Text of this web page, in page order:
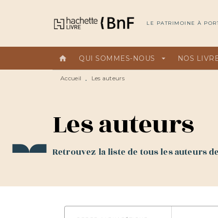
MENU RECHERCHE
LE PATRIMOINE À
home QUI SOMMES-NOUS arrow_drop_down NOS
Accueil • Les auteurs
Les auteurs
Retrouvez la liste de tous les auteurs